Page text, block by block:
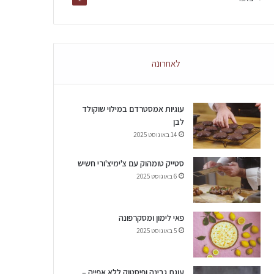
לאחרונה
עוגיות אמסטרדם במילוי שוקולד
לבן
14 באוגוסט 2025
סטייק טומהוק עם צ'ימיצ'ורי חשיש
6 באוגוסט 2025
פאי לימון ומסקרפונה
5 באוגוסט 2025